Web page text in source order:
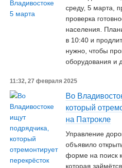
среду, 5 марта,
проверка
населения.
в 10:40 и
нужно, чтобы
оборудования и
11:32, 27 февраля 2025
Во
который
на Патрокле
Управление
объявило
форме на поиск
которая